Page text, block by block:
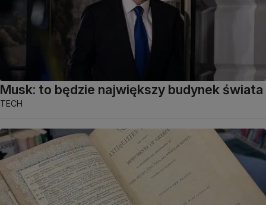
Musk: to będzie największy budynek świata
TECH